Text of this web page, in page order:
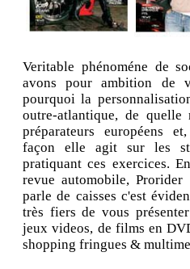
Veritable phénoméne de
avons pour ambition de
pourquoi la
outre-atlantique, de
préparateurs européens
façon elle agit sur les
pratiquant ces exercices.
revue automobile,
parle de caisses c'est
très fiers de vous
jeux videos, de films en
shopping fringues &